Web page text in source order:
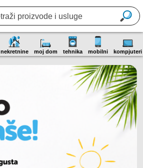
nekretnine moj dom tehnika mobilni kompjuteri